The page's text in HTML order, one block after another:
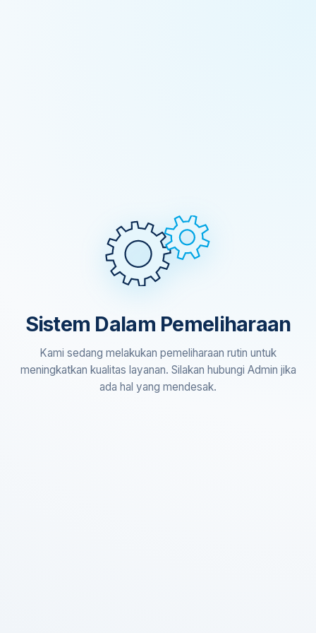
Sistem Dalam Pemeliharaan
Kami sedang melakukan pemeliharaan rutin untuk
meningkatkan kualitas layanan. Silakan hubungi Admin jika
ada hal yang mendesak.